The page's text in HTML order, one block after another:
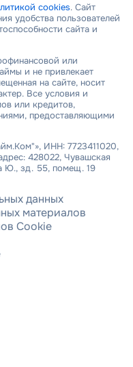
cookies. Сайт
удобства пользователей
сайта и
или
и не привлекает
на сайте, носит
Все условия и
или кредитов,
предоставляющими
ИНН: 7723411020,
428022, Чувашская
Ю., зд. 55, помещ. 19
данных
материалов
Cookie